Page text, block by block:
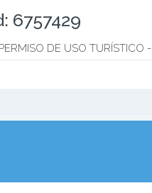
6757429
DE USO TURÍSTICO -